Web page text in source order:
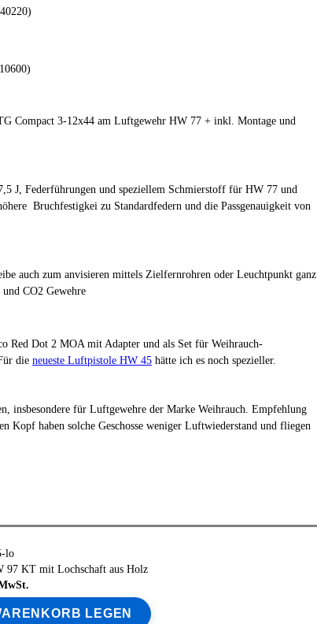
Compact 3-12x44 am Luftgewehr HW 77 + inkl. Montage und
J, Federführungen und speziellem Schmierstoff für HW 77 und
Bruchfestigkei zu Standardfedern und die Passgenauigkeit von
auch zum anvisieren mittels Zielfernrohren oder Leuchtpunkt ganz
CO2 Gewehre
Dot 2 MOA mit Adapter und als Set für Weihrauch-
die neueste Luftpistole HW 45 hätte ich es noch spezieller.
für Luftgewehre der Marke Weihrauch. Empfehlung
Kopf haben solche Geschosse weniger Luftwiederstand und fliegen
lo
97 KT mit Lochschaft aus Holz
LEGEN